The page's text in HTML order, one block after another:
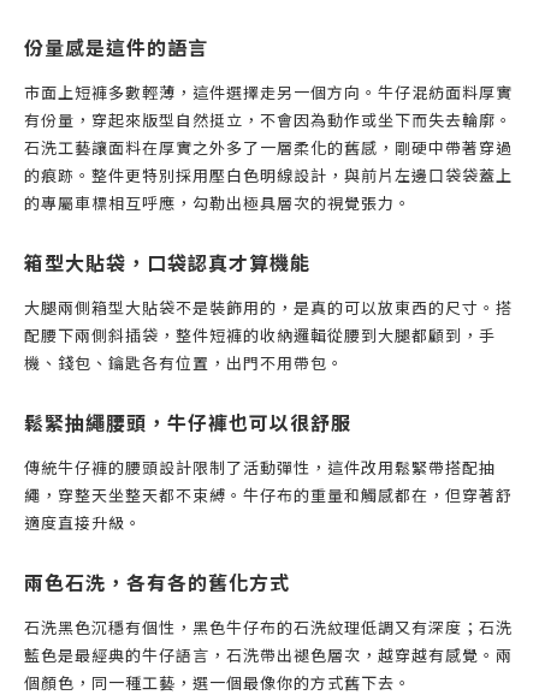
份量感是這件的語言
市面上短褲多數輕薄，這件選擇走另一個方向。牛仔混紡面料厚實
有份量，穿起來版型自然挺立，不會因為動作或坐下而失去輪廓。
石洗工藝讓面料在厚實之外多了一層柔化的舊感，剛硬中帶著穿過
的痕跡。整件更特別採用壓白色明線設計，與前片左邊口袋袋蓋上
的專屬車標相互呼應，勾勒出極具層次的視覺張力。
箱型大貼袋，口袋認真才算機能
大腿兩側箱型大貼袋不是裝飾用的，是真的可以放東西的尺寸。搭
配腰下兩側斜插袋，整件短褲的收納邏輯從腰到大腿都顧到，手
機、錢包、鑰匙各有位置，出門不用帶包。
鬆緊抽繩腰頭，牛仔褲也可以很舒服
傳統牛仔褲的腰頭設計限制了活動彈性，這件改用鬆緊帶搭配抽
繩，穿整天坐整天都不束縛。牛仔布的重量和觸感都在，但穿著舒
適度直接升級。
兩色石洗，各有各的舊化方式
石洗黑色沉穩有個性，黑色牛仔布的石洗紋理低調又有深度；石洗
藍色是最經典的牛仔語言，石洗帶出褪色層次，越穿越有感覺。兩
個顏色，同一種工藝，選一個最像你的方式舊下去。